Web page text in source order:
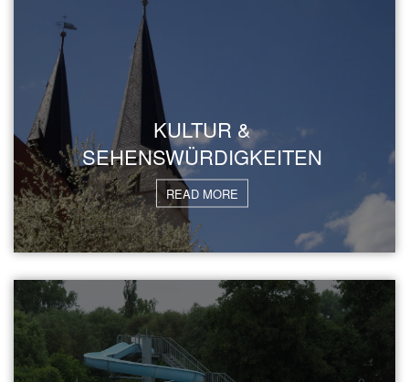
KULTUR &
SEHENSWÜRDIGKEITEN
READ MORE